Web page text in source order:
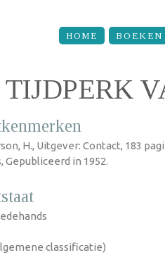
HOME
TIJDPERK
H., Uitgever: Contact, 183
Gepubliceerd in 1952.
classificatie)